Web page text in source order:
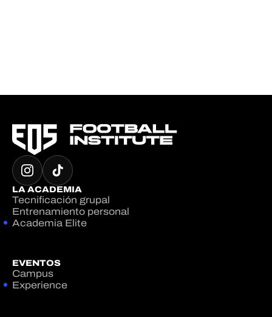
LA ACADEMIA
Tecnificación grupal
Entrenamiento personal
Academia Elite
EVENTOS
Campus
Experience